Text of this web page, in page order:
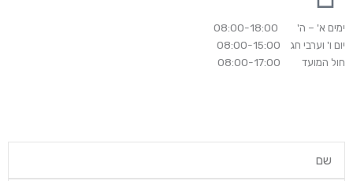
ימים א' – ה' 08:00-18:00
יום ו' וערבי חג 08:00-15:00
חול המועד 08:00-17:00